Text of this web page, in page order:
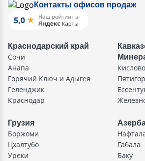
Контакты офисов продаж
Краснодарский край
Сочи
Анапа
Горячий Ключ и Адыгея
Геленджик
Краснодар
Грузия
Боржоми
Цхалтубо
Уреки
Габала
Баку